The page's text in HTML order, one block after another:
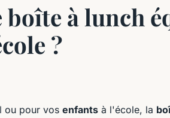
à lunch
?
ou pour vos enfants à l'école, la